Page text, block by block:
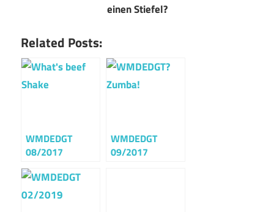
einen Stiefel?
Related Posts:
WMDEDGT
08/2017
WMDEDGT
09/2017